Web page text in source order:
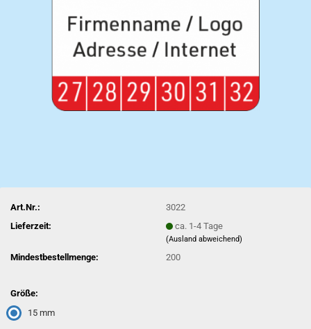
Art.Nr.:
3022
Lieferzeit:
ca. 1-4 Tage
(Ausland abweichend)
Mindestbestellmenge: 200
Größe:
15 mm